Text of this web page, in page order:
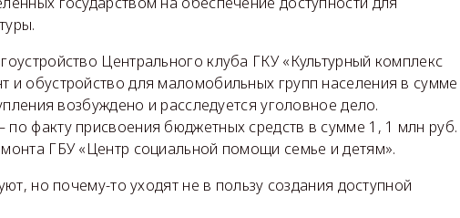
Центрального клуба ГКУ «Культурный комплекс
и обустройство для маломобильных групп населения в сумме
возбуждено и расследуется уголовное дело.
факту присвоения бюджетных средств в сумме 1, 1 млн руб.
ГБУ «Центр социальной помощи семье и детям».
но почему-то уходят не в пользу создания доступной